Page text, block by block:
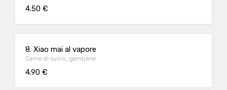
4.50 €
8. Xiao mai al vapore
Carne di suino, gamberei
4.90 €